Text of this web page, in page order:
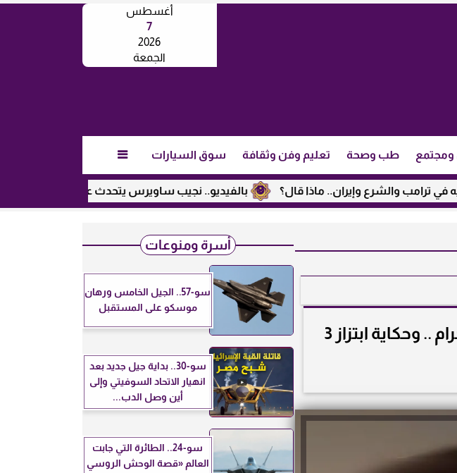
أغسطس
7
2026
الجمعة
ومجتمع طب وصحة تعليم وفن وثقافة سوق السيارات 
بالفيديو.. نجيب ساويرس يتحدث عن القضية الفلسطينية وإيران.. ماذا قال؟
شاهد تسريب فيديو رحمة محسن كامل 39 دقيقة تليجرام .. وحكاية ابتزاز 3
أسرة ومنوعات
سو-57.. الجيل الخامس ورهان
موسكو على المستقبل
سو-30.. بداية جيل جديد بعد
انهيار الاتحاد السوفيتي وإلى
أين وصل الدب...
سو-24.. الطائرة التي جابت
العالم «قصة الوحش الروسي